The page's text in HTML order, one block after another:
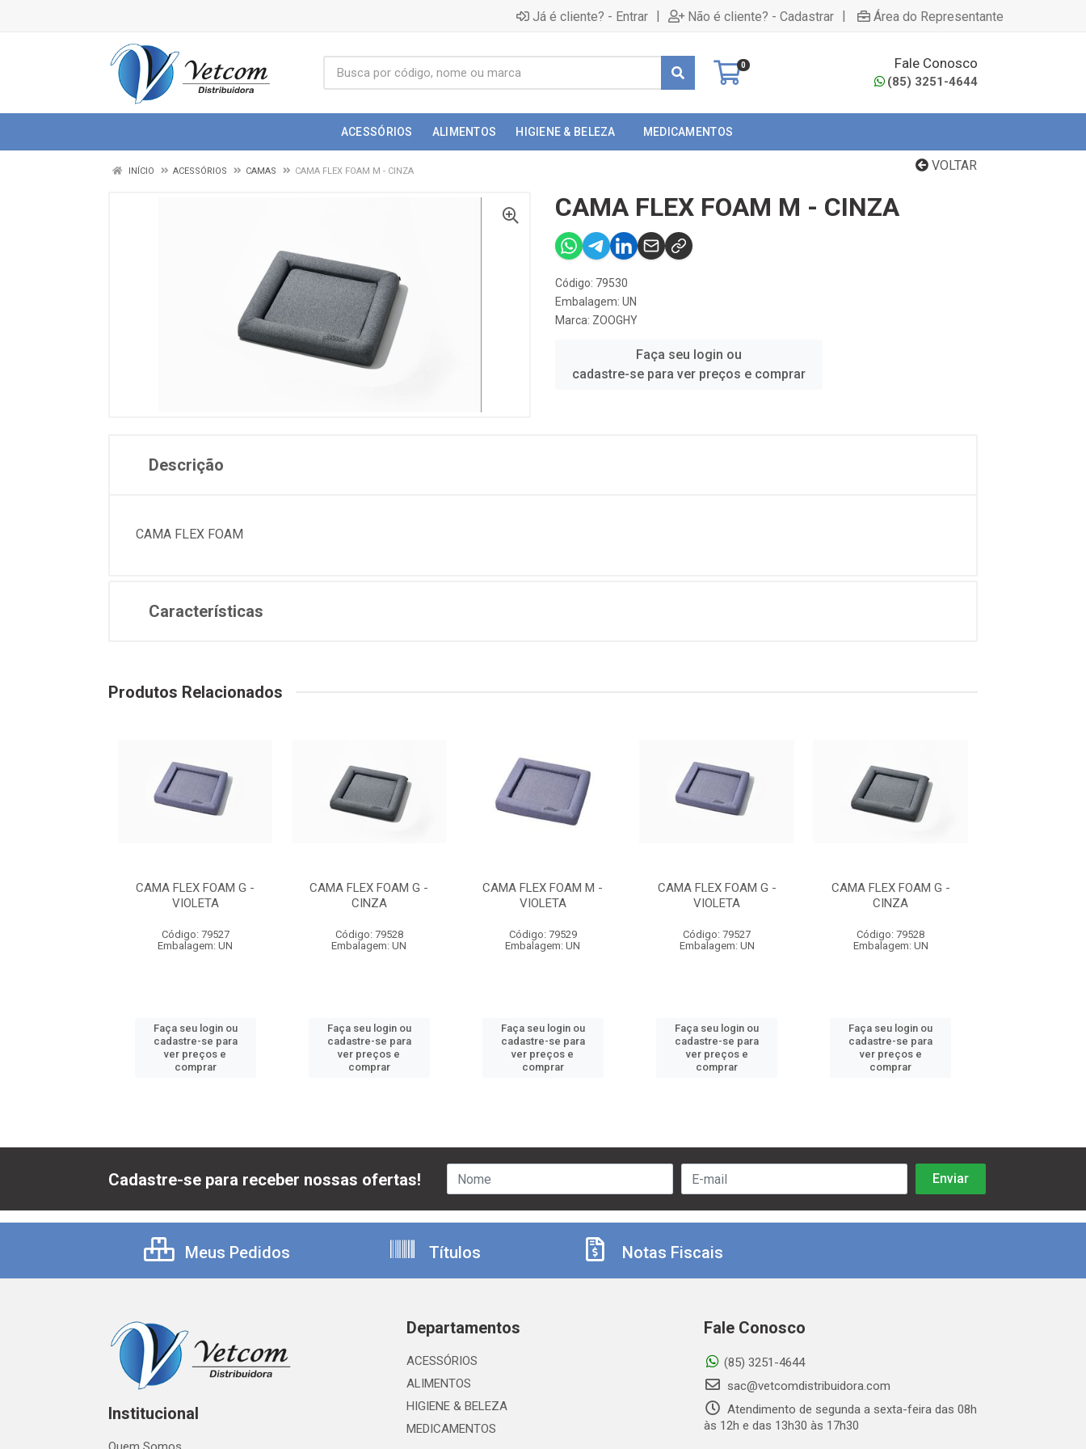
Já é cliente? - Entrar | Não é cliente? - Cadastrar | Área do Representante
0 Fale Conosco
(85) 3251-4644
ACESSÓRIOS ALIMENTOS HIGIENE & BELEZA MEDICAMENTOS
VOLTAR
INÍCIO ACESSÓRIOS CAMAS CAMA FLEX FOAM M - CINZA
CAMA FLEX FOAM M - CINZA
Código: 79530
Embalagem: UN
Marca: ZOOGHY
Faça seu login ou
cadastre-se para ver preços e comprar
Descrição
CAMA FLEX FOAM
Características
Produtos Relacionados
CAMA FLEX FOAM G -
VIOLETA
Código: 79527
Embalagem: UN
Faça seu login ou
cadastre-se para
ver preços e
comprar
CAMA FLEX FOAM G -
CINZA
Código: 79528
Embalagem: UN
Faça seu login ou
cadastre-se para
ver preços e
comprar
CAMA FLEX FOAM M -
VIOLETA
Código: 79529
Embalagem: UN
Faça seu login ou
cadastre-se para
ver preços e
comprar
CAMA FLEX FOAM G -
VIOLETA
Código: 79527
Embalagem: UN
Faça seu login ou
cadastre-se para
ver preços e
comprar
CAMA FLEX FOAM G -
CINZA
Código: 79528
Embalagem: UN
Faça seu login ou
cadastre-se para
ver preços e
comprar
Cadastre-se para receber nossas ofertas!
Meus Pedidos Títulos Notas Fiscais
Institucional
Departamentos
ACESSÓRIOS
ALIMENTOS
HIGIENE & BELEZA
MEDICAMENTOS
Fale Conosco
(85) 3251-4644
sac@vetcomdistribuidora.com
Atendimento de segunda a sexta-feira das 08h
às 12h e das 13h30 às 17h30